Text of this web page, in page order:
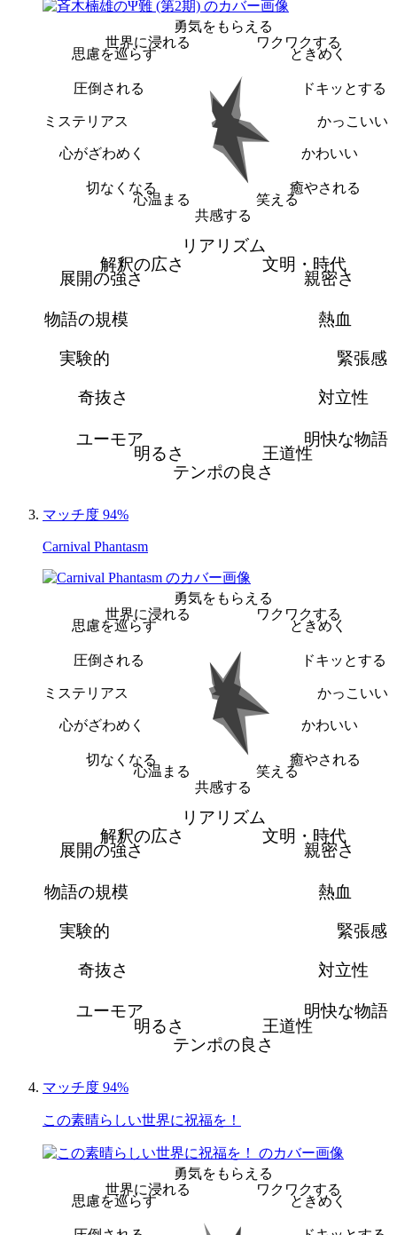
勇気をもらえる
ワクワクする
ときめく
ドキッとする
かっこいい
かわいい
癒やされる
笑える
共感する
心温まる
切なくなる
心がざわめく
ミステリアス
圧倒される
思慮を巡らす
世界に浸れる
リアリズム
文明・時代
親密さ
熱血
緊張感
対立性
明快な物語
王道性
テンポの良さ
明るさ
ユーモア
奇抜さ
実験的
物語の規模
展開の強さ
解釈の広さ
マッチ度 94%
Carnival Phantasm
勇気をもらえる
ワクワクする
ときめく
ドキッとする
かっこいい
かわいい
癒やされる
笑える
共感する
心温まる
切なくなる
心がざわめく
ミステリアス
圧倒される
思慮を巡らす
世界に浸れる
リアリズム
文明・時代
親密さ
熱血
緊張感
対立性
明快な物語
王道性
テンポの良さ
明るさ
ユーモア
奇抜さ
実験的
物語の規模
展開の強さ
解釈の広さ
マッチ度 94%
この素晴らしい世界に祝福を！
勇気をもらえる
ワクワクする
ときめく
思慮を巡らす
世界に浸れる